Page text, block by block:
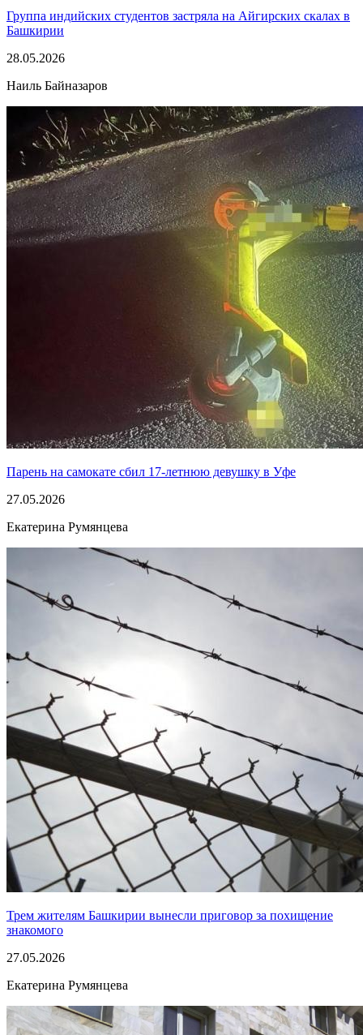
Группа индийских студентов застряла на Айгирских скалах в
Башкирии
28.05.2026
Наиль Байназаров
Парень на самокате сбил 17-летнюю девушку в Уфе
27.05.2026
Екатерина Румянцева
Трем жителям Башкирии вынесли приговор за похищение
знакомого
27.05.2026
Екатерина Румянцева